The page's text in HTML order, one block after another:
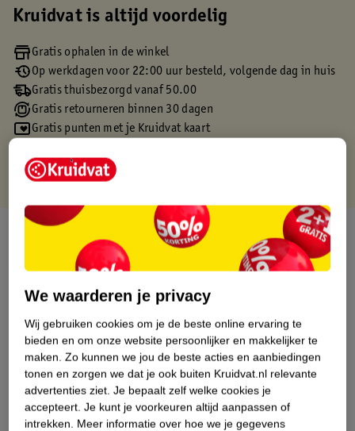
Kruidvat is altijd voordelig
Gratis ophalen in de winkel
Op werkdagen voor 22:00 uur besteld, volgende dag in huis
Gratis thuisbezorgd vanaf 50.00
Gratis retourneren binnen 30 dagen
Gratis punten met je Kruidvat kaart
Productinformatie
Etiketinformatie
Nature Impact Score
Dit product heeft (nog) geen Nature
Impact Score.
Meer informatie
We waarderen je privacy
Wij gebruiken cookies om je de beste online ervaring te
bieden en om onze website persoonlijker en makkelijker te
maken. Zo kunnen we jou de beste acties en aanbiedingen
tonen en zorgen we dat je ook buiten Kruidvat.nl relevante
advertenties ziet. Je bepaalt zelf welke cookies je
accepteert. Je kunt je voorkeuren altijd aanpassen of
intrekken. Meer informatie over hoe we je gegevens